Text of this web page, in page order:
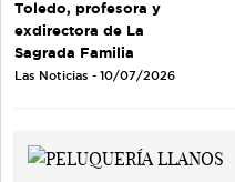
Toledo, profesora y
exdirectora de La
Sagrada Familia
Las Noticias - 10/07/2026